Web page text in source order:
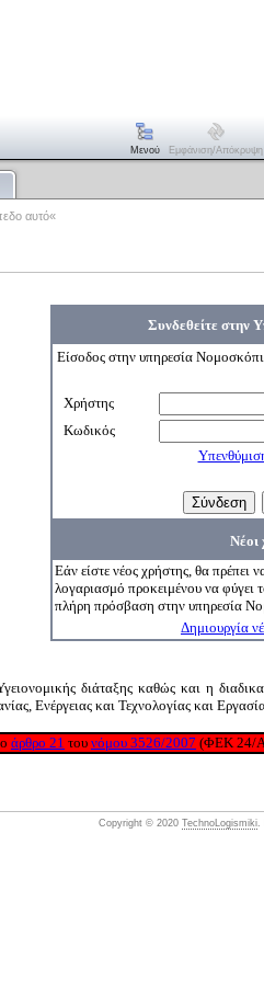
Μενού Εμφάνιση/απόκρυψη